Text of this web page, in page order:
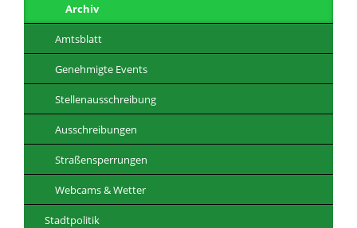
Archiv
Amtsblatt
Genehmigte Events
Stellenausschreibung
Ausschreibungen
Straßensperrungen
Webcams & Wetter
Stadtpolitik